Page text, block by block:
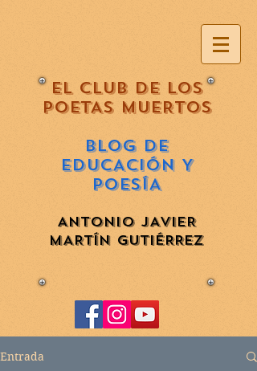
EL CLUB DE LOS
POETAS MUERTOS
BLOG DE
EDUCACIÓN Y
POESÍA
ANTONIO JAVIER
MARTÍN GUTIÉRREZ
Entrada